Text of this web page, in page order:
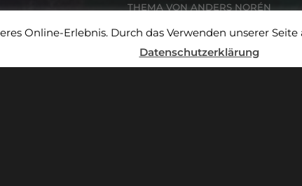
THEMA VON ANDERS NORÉN
Online-Erlebnis. Durch das Verwenden unserer
Datenschutzerklärung